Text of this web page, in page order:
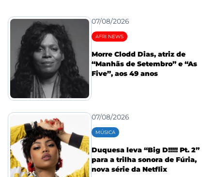
07/08/2026
AFRI NEWS
Morre Clodd Dias, atriz de
“Manhãs de Setembro” e “As
Five”, aos 49 anos
07/08/2026
MÚSICA
Duquesa leva “Big D!!!!! Pt. 2”
para a trilha sonora de Fúria,
nova série da Netflix